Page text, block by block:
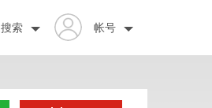
帐号
搜索